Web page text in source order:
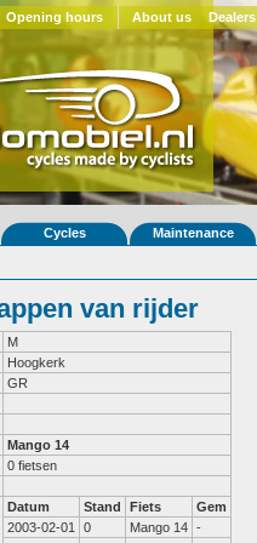
Opening hours About us Dealers
Cycles Maintenance
van rijder
M
Hoogkerk
GR
Mango 14
0 fietsen
Datum Stand Fiets
Gem
2003-02-01
0 Mango 14 -